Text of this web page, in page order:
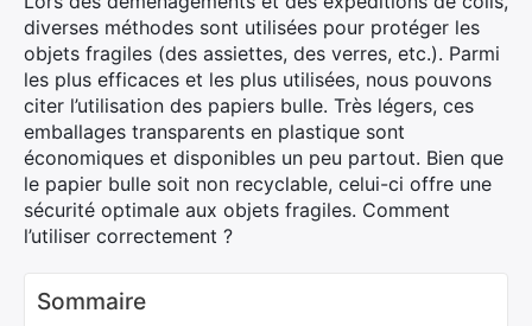
diverses méthodes sont utilisées pour protéger les
objets fragiles (des assiettes, des verres, etc.). Parmi
les plus efficaces et les plus utilisées, nous pouvons
citer l’utilisation des papiers bulle. Très légers, ces
emballages transparents en plastique sont
économiques et disponibles un peu partout. Bien que
le papier bulle soit non recyclable, celui-ci offre une
sécurité optimale aux objets fragiles. Comment
l’utiliser correctement ?
Sommaire